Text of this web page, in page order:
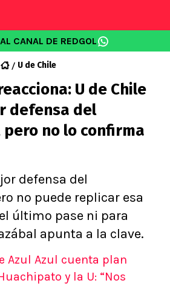
CANAL DE REDGOL
U de Chile
U de Chile
defensa del
no lo confirma
defensa del
no puede replicar esa
último pase ni para
apunta a la clave.
Azul Azul cuenta plan
y la U: “Nos